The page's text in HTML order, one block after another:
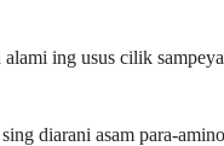
ing usus cilik
diarani asam para-